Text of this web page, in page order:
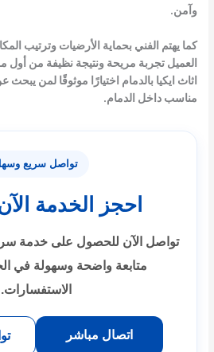
وآمن.
كما يهتم الفني بحماية الأرضيات وترتيب
العميل تجربة مريحة ونتيجة نظيفة من
اثاث ايكيا بالدمام اختيارًا موثوقًا لمن
مناسب داخل الدمام.
تواصل سريع
احجز الخدمة
تواصل الآن للحصول على خدمة
متابعة واضحة وسهولة في
الاستفسارات.
اتصال مباشر